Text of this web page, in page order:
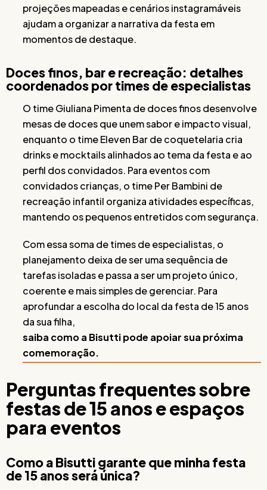
projeções mapeadas e cenários instagramáveis
ajudam a organizar a narrativa da festa em
momentos de destaque.
Doces finos, bar e recreação: detalhes
coordenados por times de especialistas
O time Giuliana Pimenta de doces finos desenvolve
mesas de doces que unem sabor e impacto visual,
enquanto o time Eleven Bar de coquetelaria cria
drinks e mocktails alinhados ao tema da festa e ao
perfil dos convidados. Para eventos com
convidados crianças, o time Per Bambini de
recreação infantil organiza atividades específicas,
mantendo os pequenos entretidos com segurança.
Com essa soma de times de especialistas, o
planejamento deixa de ser uma sequência de
tarefas isoladas e passa a ser um projeto único,
coerente e mais simples de gerenciar. Para
aprofundar a escolha do local da festa de 15 anos
da sua filha,
saiba como a Bisutti pode apoiar sua próxima
comemoração.
Perguntas frequentes sobre
festas de 15 anos e espaços
para eventos
Como a Bisutti garante que minha festa
de 15 anos será única?